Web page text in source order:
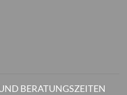
BERATUNGSZEITEN